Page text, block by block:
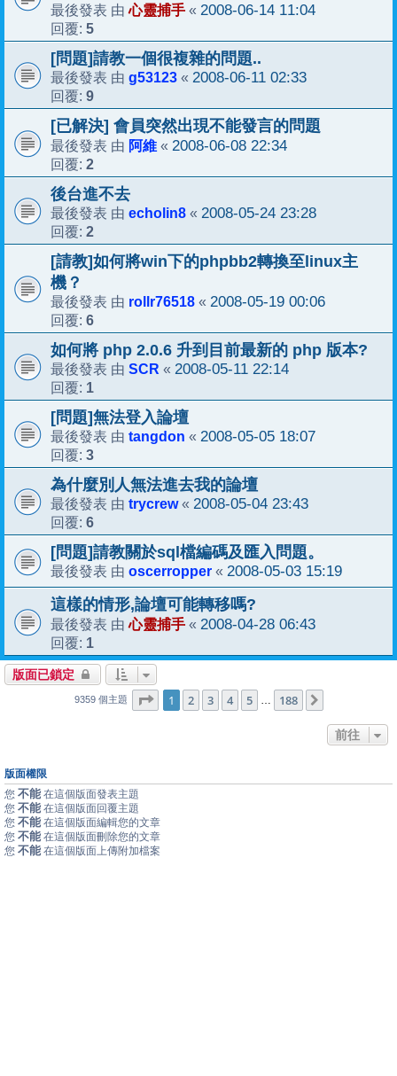
最後發表 由心靈捕手 « 2008-06-14 11:04
回覆: 5
[問題]請教一個很複雜的問題..
最後發表 由 g53123 « 2008-06-11 02:33
回覆: 9
[已解決] 會員突然出現不能發言的問題
最後發表 由 阿維 « 2008-06-08 22:34
回覆: 2
後台進不去
最後發表 由 echolin8 « 2008-05-24 23:28
回覆: 2
[請教]如何將win下的phpbb2轉換至linux主
機？
最後發表 由 rollr76518 « 2008-05-19 00:06
回覆: 6
如何將 php 2.0.6 升到目前最新的 php 版本?
最後發表 由 SCR « 2008-05-11 22:14
回覆: 1
[問題]無法登入論壇
最後發表 由 tangdon « 2008-05-05 18:07
回覆: 3
為什麼別人無法進去我的論壇
最後發表 由 trycrew« 2008-05-04 23:43
回覆: 6
[問題]請教關於sql檔編碼及匯入問題。
最後發表 由 oscerropper « 2008-05-03 15:19
這樣的情形,論壇可能轉移嗎?
最後發表 由心靈捕手 « 2008-04-28 06:43
回覆: 1
版面已鎖定
9359 個主題 第1 頁 (共 188 頁)
1 2 3 4 5 … 188
前往
版面權限
您 不能 在這個版面發表主題
您 不能 在這個版面回覆主題
您 不能 在這個版面編輯您的文章
您 不能 在這個版面刪除您的文章
您 不能 在這個版面上傳附加檔案